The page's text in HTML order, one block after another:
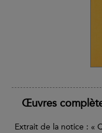
Œuvres
Extrait de la notice : «